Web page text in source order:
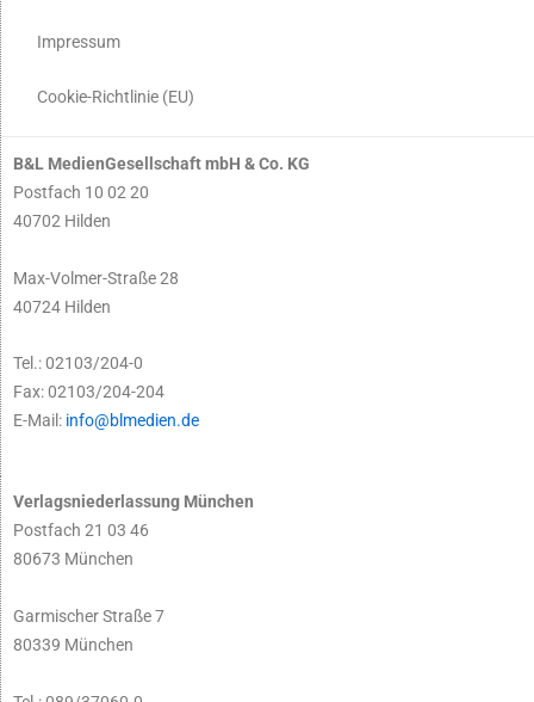
Impressum
Cookie-Richtlinie (EU)
B&L MedienGesellschaft mbH & Co. KG
Postfach 10 02 20
40702 Hilden
Max-Volmer-Straße 28
40724 Hilden
Tel.: 02103/204-0
Fax: 02103/204-204
E-Mail: info@blmedien.de
Verlagsniederlassung München
Postfach 21 03 46
80673 München
Garmischer Straße 7
80339 München